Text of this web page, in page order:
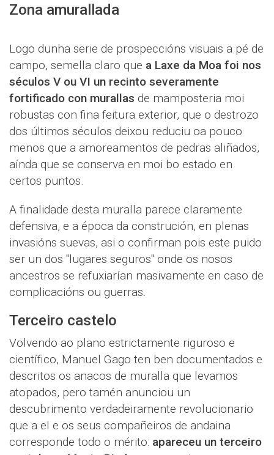
Zona amurallada
Logo dunha serie de prospeccións visuais a pé de
campo, semella claro que a Laxe da Moa foi nos
séculos V ou VI un recinto severamente
fortificado con murallas de mamposteria moi
robustas con fina feitura exterior, que o destrozo
dos últimos séculos deixou reduciu oa pouco
menos que a amoreamentos de pedras aliñados,
aínda que se conserva en moi bo estado en
certos puntos.
A finalidade desta muralla parece claramente
defensiva, e a época da construción, en plenas
invasións suevas, asi o confirman pois este puido
ser un dos "lugares seguros" onde os nosos
ancestros se refuxiarían masivamente en caso de
complicacións ou guerras.
Terceiro castelo
Volvendo ao plano estrictamente riguroso e
científico, Manuel Gago ten ben documentados e
descritos os anacos de muralla que levamos
atopados, pero tamén anunciou un
descubrimento verdadeiramente revolucionario
que a el e os seus compañeiros de andaina
corresponde todo o mérito: apareceu un terceiro